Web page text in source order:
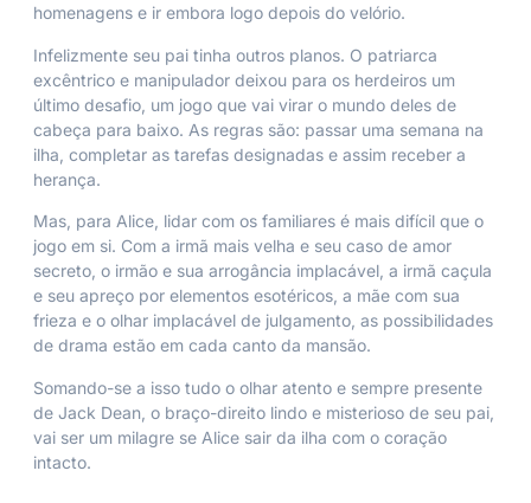
homenagens e ir embora logo depois do velório.
Infelizmente seu pai tinha outros planos. O patriarca
excêntrico e manipulador deixou para os herdeiros um
último desafio, um jogo que vai virar o mundo deles de
cabeça para baixo. As regras são: passar uma semana na
ilha, completar as tarefas designadas e assim receber a
herança.
Mas, para Alice, lidar com os familiares é mais difícil que o
jogo em si. Com a irmã mais velha e seu caso de amor
secreto, o irmão e sua arrogância implacável, a irmã caçula
e seu apreço por elementos esotéricos, a mãe com sua
frieza e o olhar implacável de julgamento, as possibilidades
de drama estão em cada canto da mansão.
Somando-se a isso tudo o olhar atento e sempre presente
de Jack Dean, o braço-direito lindo e misterioso de seu pai,
vai ser um milagre se Alice sair da ilha com o coração
intacto.